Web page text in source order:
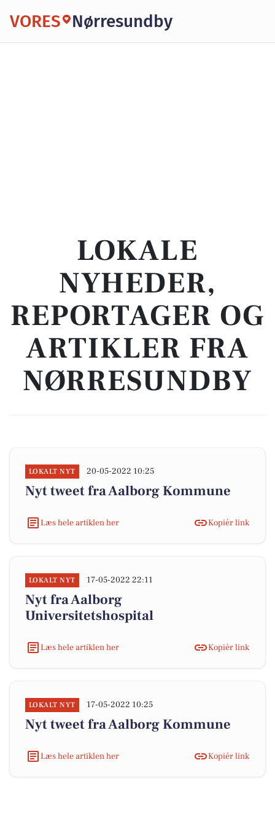
VORES Nørresundby
LOKALE
NYHEDER,
REPORTAGER OG
ARTIKLER FRA
NØRRESUNDBY
LOKALT NYT 20-05-2022 10:25
Nyt tweet fra Aalborg Kommune
Læs hele artiklen her Kopiér link
LOKALT NYT 17-05-2022 22:11
Nyt fra Aalborg
Universitetshospital
Læs hele artiklen her Kopiér link
LOKALT NYT 17-05-2022 10:25
Nyt tweet fra Aalborg Kommune
Læs hele artiklen her Kopiér link